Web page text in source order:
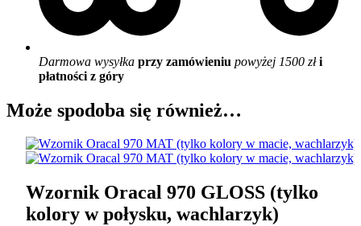
Darmowa wysyłka przy zamówieniu powyżej 1500 złi
płatności z góry
Może spodoba się również…
Wzornik Oracal 970 GLOSS (tylko
kolory w połysku, wachlarzyk)